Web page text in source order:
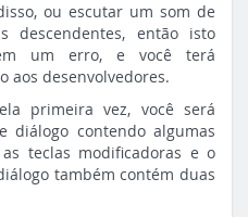
ou escutar um som de
descendentes, então isto
um erro, e você terá
aos desenvolvedores.
primeira vez, você será
diálogo contendo algumas
teclas modificadoras e o
também contém duas